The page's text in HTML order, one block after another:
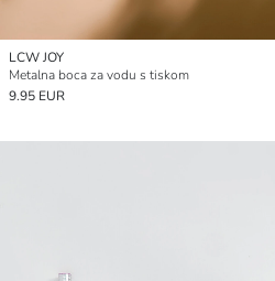
LCW JOY
Metalna boca za vodu s tiskom
9.95 EUR